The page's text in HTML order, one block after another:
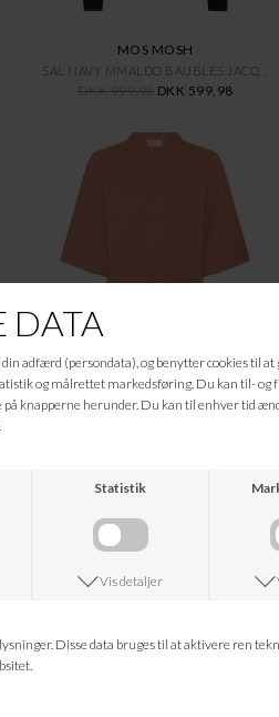
MOS MOSH
DKK 999,95 DKK 599,98
FRAU